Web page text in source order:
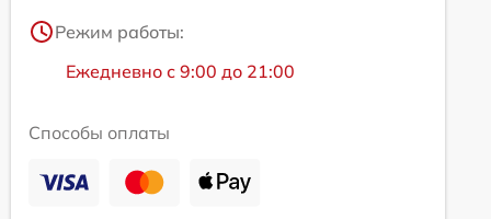
Режим работы:
Ежедневно с 9:00 до 21:00
Способы оплаты